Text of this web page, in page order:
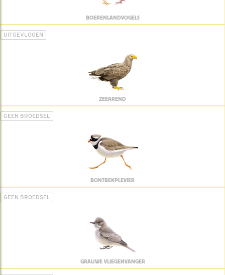
BOERENLANDVOGELS
UITGEVLOGEN
ZEEAREND
GEEN BROEDSEL
BONTBEKPLEVIER
GEEN BROEDSEL
GRAUWE VLIEGENVANGER